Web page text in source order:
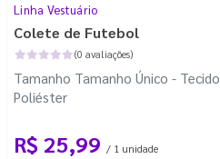
Linha Vestuário
Colete de Futebol
(0 avaliações)
Tamanho Tamanho Único - Tecido
Poliéster
R$ 25,99 / 1 unidade